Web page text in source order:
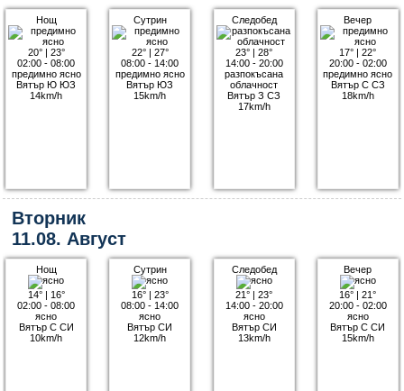
Нощ
20°| 23°
02:00 - 08:00
предимно ясно
Вятър Ю ЮЗ
14km/h
Сутрин
22°| 27°
08:00 - 14:00
предимно ясно
Вятър ЮЗ
15km/h
Следобед
23° |28°
14:00 - 20:00
разпокъсана
облачност
Вятър З СЗ
17km/h
Вечер
17° |22°
20:00 - 02:00
предимно ясно
Вятър С СЗ
18km/h
Вторник
11.08. Август
Нощ
14°| 16°
02:00 - 08:00
ясно
Вятър С СИ
10km/h
Сутрин
16°| 23°
08:00 - 14:00
ясно
Вятър СИ
12km/h
Следобед
21° |23°
14:00 - 20:00
ясно
Вятър СИ
13km/h
Вечер
16° |21°
20:00 - 02:00
ясно
Вятър С СИ
15km/h